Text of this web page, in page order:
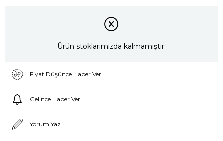
Ürün stoklarımızda kalmamıştır.
Fiyat Düşünce Haber Ver
Gelince Haber Ver
Yorum Yaz